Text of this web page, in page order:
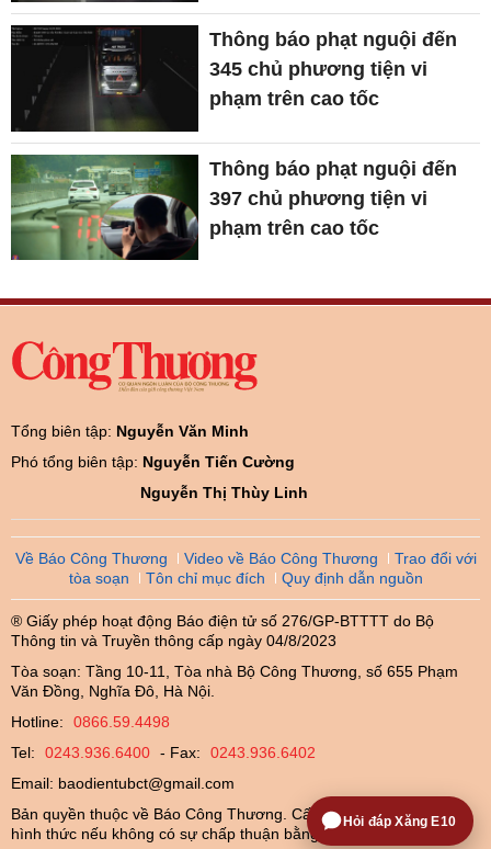
Thông báo phạt nguội đến
345 chủ phương tiện vi
phạm trên cao tốc
Thông báo phạt nguội đến
397 chủ phương tiện vi
phạm trên cao tốc
Tổng biên tập: Nguyễn Văn Minh
Phó tổng biên tập: Nguyễn Tiến Cường
Nguyễn Thị Thùy Linh
Về Báo Công Thương Video về Báo Công Thương
Trao đổi với
tòa soạn
Tôn chỉ mục đích Quy định dẫn nguồn
® Giấy phép hoạt động Báo điện tử số 276/GP-BTTTT do Bộ
Thông tin và Truyền thông cấp ngày 04/8/2023
Tòa soạn: Tầng 10-11, Tòa nhà Bộ Công Thương, số 655 Phạm
Văn Đồng, Nghĩa Đô, Hà Nội.
Hotline:
0866.59.4498
Tel:
0243.936.6400 - Fax:
0243.936.6402
Email: baodientubct@gmail.com
Bản quyền thuộc về Báo Công Thương. Cấm sao chép dưới mọi
hình thức nếu không có sự chấp thuận bằng văn bản.
Hỏi đáp Xăng E10